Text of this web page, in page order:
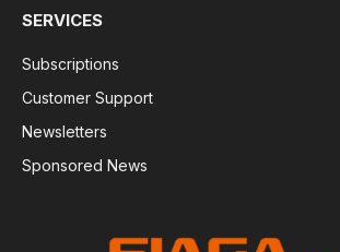
SERVICES
Subscriptions
Customer Support
Newsletters
Sponsored News